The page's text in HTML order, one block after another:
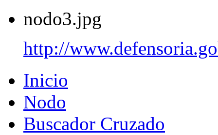
nodo3.jpg
http://
Inicio
Nodo
Buscador Cruzado